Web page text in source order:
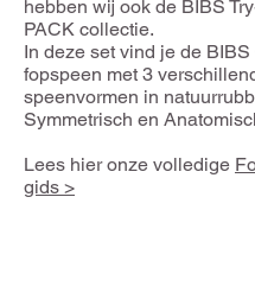
hebben wij ook de BIBS
PACK collectie.
In deze set vind je de
fopspeen met 3
speenvormen in
Symmetrisch en
Lees hier onze volledige
gids >